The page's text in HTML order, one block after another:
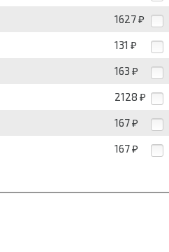
1627 ₽
131 ₽
163 ₽
2128 ₽
167 ₽
167 ₽